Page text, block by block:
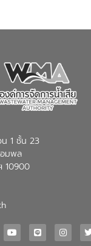
ณ เทศบาลตำบลบ
น 1 ชั้น 23
มพล
10900